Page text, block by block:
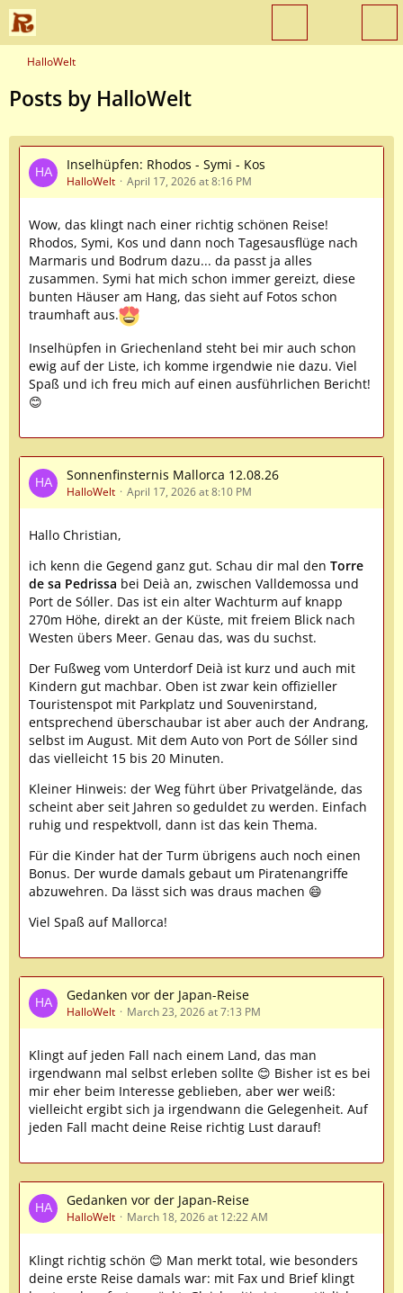
HalloWelt
Posts by HalloWelt
Inselhüpfen: Rhodos - Symi - Kos
HalloWelt April 17, 2026 at 8:16 PM
Wow, das klingt nach einer richtig schönen Reise!
Rhodos, Symi, Kos und dann noch Tagesausflüge nach
Marmaris und Bodrum dazu... da passt ja alles
zusammen. Symi hat mich schon immer gereizt, diese
bunten Häuser am Hang, das sieht auf Fotos schon
traumhaft aus.
Inselhüpfen in Griechenland steht bei mir auch schon
ewig auf der Liste, ich komme irgendwie nie dazu. Viel
Spaß und ich freu mich auf einen ausführlichen Bericht!
😊
Sonnenfinsternis Mallorca 12.08.26
HalloWelt April 17, 2026 at 8:10 PM
Hallo Christian,
ich kenn die Gegend ganz gut. Schau dir mal den Torre
de sa Pedrissa bei Deià an, zwischen Valldemossa und
Port de Sóller. Das ist ein alter Wachturm auf knapp
270m Höhe, direkt an der Küste, mit freiem Blick nach
Westen übers Meer. Genau das, was du suchst.
Der Fußweg vom Unterdorf Deià ist kurz und auch mit
Kindern gut machbar. Oben ist zwar kein offizieller
Touristenspot mit Parkplatz und Souvenirstand,
entsprechend überschaubar ist aber auch der Andrang,
selbst im August. Mit dem Auto von Port de Sóller sind
das vielleicht 15 bis 20 Minuten.
Kleiner Hinweis: der Weg führt über Privatgelände, das
scheint aber seit Jahren so geduldet zu werden. Einfach
ruhig und respektvoll, dann ist das kein Thema.
Für die Kinder hat der Turm übrigens auch noch einen
Bonus. Der wurde damals gebaut um Piratenangriffe
abzuwehren. Da lässt sich was draus machen 😄
Viel Spaß auf Mallorca!
Gedanken vor der Japan-Reise
HalloWelt March 23, 2026 at 7:13 PM
Klingt auf jeden Fall nach einem Land, das man
irgendwann mal selbst erleben sollte 😊 Bisher ist es bei
mir eher beim Interesse geblieben, aber wer weiß:
vielleicht ergibt sich ja irgendwann die Gelegenheit. Auf
jeden Fall macht deine Reise richtig Lust darauf!
Gedanken vor der Japan-Reise
HalloWelt March 18, 2026 at 12:22 AM
Klingt richtig schön 😊 Man merkt total, wie besonders
deine erste Reise damals war: mit Fax und Brief klingt